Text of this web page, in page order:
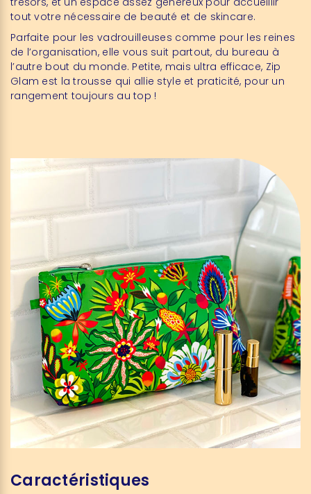
tout votre nécessaire de beauté et de skincare.
Parfaite pour les vadrouilleuses comme pour les reines
de l’organisation, elle vous suit partout, du bureau à
l’autre bout du monde. Petite, mais ultra efficace, Zip
Glam est la trousse qui allie style et praticité, pour un
rangement toujours au top !
Caractéristiques